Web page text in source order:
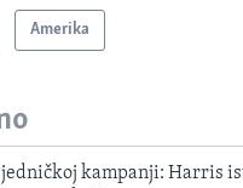
Amerika
kampanji: Harris